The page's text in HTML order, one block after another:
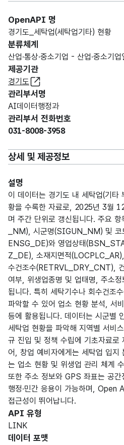
OpenAPI 명
경기도_세탁업(세탁업기타) 현황
분류체계
산업·통상·중소기업 - 산업·중소기업
제공기관
경기도
관리부서명
AI데이터행정과
관리부서 전화번호
031-8008-3958
상세 및 제공정보
설명
이 데이터는 경기도 내 세탁업(기타
황을 수록한 자료로, 2025년 3월
며 주간 단위로 갱신됩니다. 주요
_NM), 시군명(SIGUN_NM) 및
ENSG_DE)와 영업상태
Z_DE), 소재지면적
수건조수(RETRVL_DRY_CNT),
여부, 위생업종명 및 업태명, 주소
됩니다. 특히 세탁기수나 회수건조
파악할 수 있어 업소 현황 분석, 서
등에 활용됩니다. 데이터는 시군별
세탁업 현황을 파악해 지역별 서비
규 진입 및 정책 수립에 기초자료로
어, 창업 예비자에게는 세탁업 입지
는 업소 현황 및 위생업 관리 체계
또한 주소 정보와 GPS 좌표는 공
행정·민간 응용이 가능하며, Open
접근성이 뛰어납니다.
API 유형
LINK
데이터 포맷